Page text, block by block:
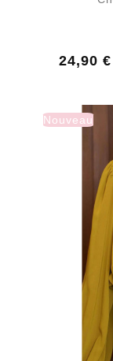
24,90 €
Prix
Nouveau